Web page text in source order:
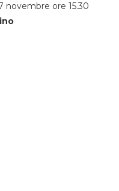
novembre ore 15.30